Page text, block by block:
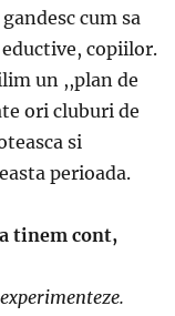
cum sa
copiilor.
un ,,plan de
ori cluburi de
si
perioada.
tinem cont,